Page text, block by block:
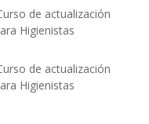
de actualización
Higienistas
de actualización
Higienistas